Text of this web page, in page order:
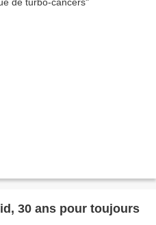
30 ans pour toujours